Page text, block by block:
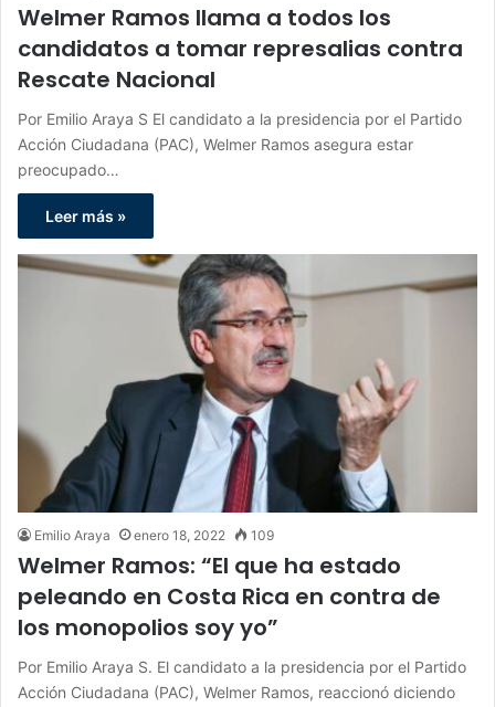
Welmer Ramos llama a todos los
candidatos a tomar represalias contra
Rescate Nacional
Por Emilio Araya S El candidato a la presidencia por el Partido
Acción Ciudadana (PAC), Welmer Ramos asegura estar
preocupado…
Leer más »
Emilio Araya enero 18, 2022 109
Welmer Ramos: “El que ha estado
peleando en Costa Rica en contra de
los monopolios soy yo”
Por Emilio Araya S. El candidato a la presidencia por el Partido
Acción Ciudadana (PAC), Welmer Ramos, reaccionó diciendo